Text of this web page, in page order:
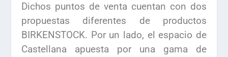
Dichos puntos de venta cuentan con dos
propuestas diferentes de productos
BIRKENSTOCK. Por un lado, el espacio de
Castellana apuesta por una gama de